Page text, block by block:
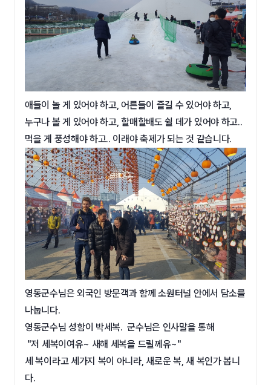
애들이 놀 게 있어야 하고, 어른들이 즐길 수 있어야 하고,
누구나 볼 게 있어야 하고, 할매할배도 쉴 데가 있어야 하고..
먹을 게 풍성해야 하고.. 이래야 축제가 되는 것 같습니다.
영동군수님은 외국인 방문객과 함께 소원터널 안에서 담소를
나눕니다.
영동군수님 성함이 박세복. 군수님은 인사말을 통해
"저 세복이여유~ 새해 세복을 드릴께유~"
세 복이라고 세가지 복이 아니라, 새로운 복, 새 복인가 봅니
다.